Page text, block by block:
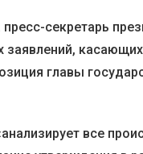
пресс-секретарь
заявлений,
главы
все